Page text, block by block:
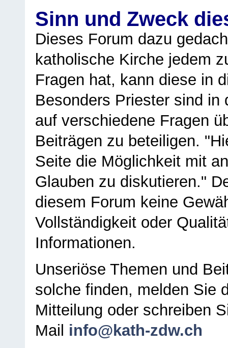
Sinn und Zweck
Dieses Forum dazu
katholische Kirche jedem
Fragen hat, kann diese in
Besonders Priester sind in
auf verschiedene Fragen
Beiträgen zu beteiligen.
Seite die Möglichkeit mit
Glauben zu diskutieren."
diesem Forum keine
Vollständigkeit oder
Informationen.
Unseriöse Themen und
solche finden, melden Sie
Mitteilung oder schreiben
Mail info@kath-zdw.ch